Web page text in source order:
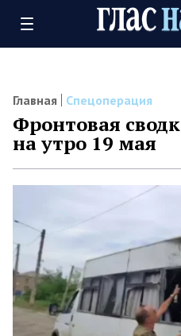
Главная Спецоперация
Фронтовая
на утро 19 мая